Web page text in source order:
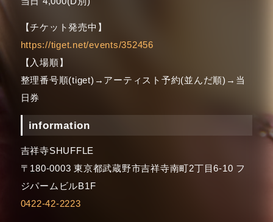
【チケット発売中】
https://tiget.net/events/352456
【入場順】
整理番号順(tiget)→アーティスト予約(並んだ順)→当
日券
information
吉祥寺SHUFFLE
〒180-0003 東京都武蔵野市吉祥寺南町2丁目6-10 フ
ジパームビルB1F
0422-42-2223